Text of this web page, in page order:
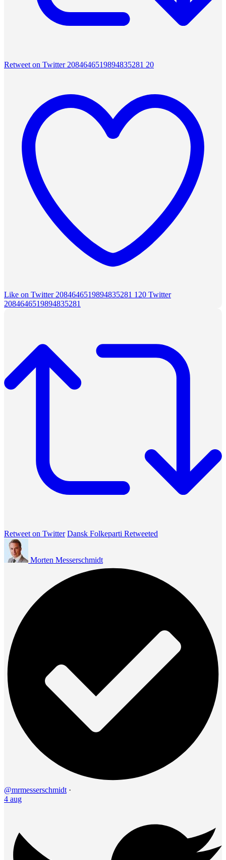
Retweet on Twitter 2084646519894835281 20
Like on Twitter 2084646519894835281 120 Twitter
2084646519894835281
Retweet on Twitter Dansk Folkeparti Retweeted
Morten Messerschmidt
@mrmesserschmidt ·
4 aug